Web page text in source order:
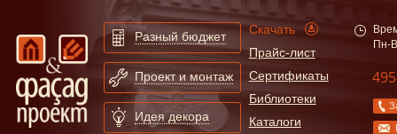
Разный бюджет
Проект и монтаж
Идея декора
Скачать
Прайс-лист
Сертификаты
Библиотеки
Каталоги
Пн-